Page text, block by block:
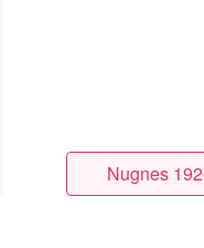
Nugnes